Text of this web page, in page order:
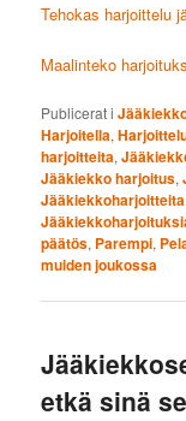
Tehokas harjoittelu
Maalinteko
Publicerat i
Harjoitella,
harjoitteita,
Jääkiekko harjoitus,
Jääkiekkoharjoitteita
päätös, Parempi,
muiden joukossa
etkä sinä